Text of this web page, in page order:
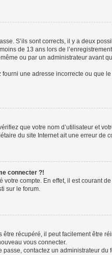
S’ils sont corrects, il y a deux
de 13 ans lors de
ou par un administrateur avant
une adresse incorrecte ou que
que votre nom d’utilisateur et
du site Internet ait une erreur de
connecter ?!
votre compte. En effet, il est
sur le forum.
récupéré, il peut facilement être
vous connecter.
contactez un administrateur du